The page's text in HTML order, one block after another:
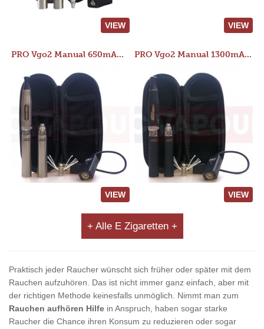
VIEW VIEW
PRO Vgo2 Manual 650mAh Kit
VIEW
PRO Vgo2 Manual 1300mAh Kit
VIEW
+ Alle E Zigaretten +
Praktisch jeder Raucher wünscht sich früher oder später mit dem
Rauchen aufzuhören. Das ist nicht immer ganz einfach, aber mit
der richtigen Methode keinesfalls unmöglich. Nimmt man zum
Rauchen aufhören Hilfe in Anspruch, haben sogar starke
Raucher die Chance ihren Konsum zu reduzieren oder sogar